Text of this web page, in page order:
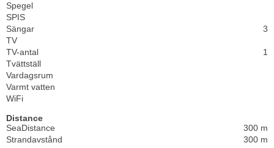
Spegel
SPIS
Sängar
3
TV
TV-antal
1
Tvättställ
Vardagsrum
Varmt vatten
WiFi
Distance
SeaDistance
300 m
Strandavstånd
300 m